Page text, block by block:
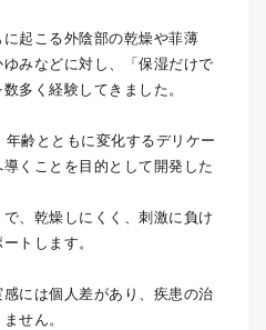
起こる外陰部の乾燥や菲薄
みなどに対し、「保湿だけで
多く経験してきました。
齢とともに変化するデリケー
くことを目的として開発した
、乾燥しにくく、刺激に負け
トします。
には個人差があり、疾患の治
せん。